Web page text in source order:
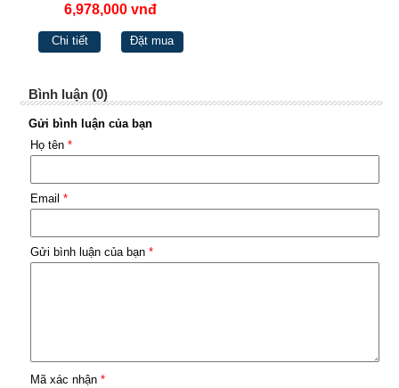
6,978,000 vnđ
Chi tiết Đặt mua
Bình luận (0)
Gửi bình luận của bạn
Họ tên *
Email *
Gửi bình luận của bạn *
Mã xác nhận *